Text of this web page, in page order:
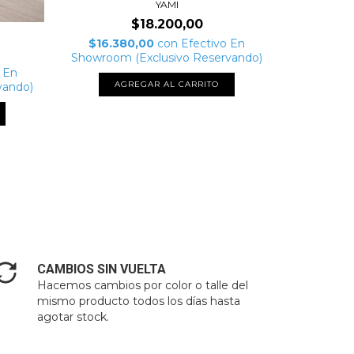
YAMI
$18.200,00
$16.380,00 con Efectivo En
Showroom (Exclusivo Reservando)
AGREGAR AL CARRITO
CAMBIOS SIN VUELTA
Hacemos cambios por color o talle del
mismo producto todos los días hasta
agotar stock.